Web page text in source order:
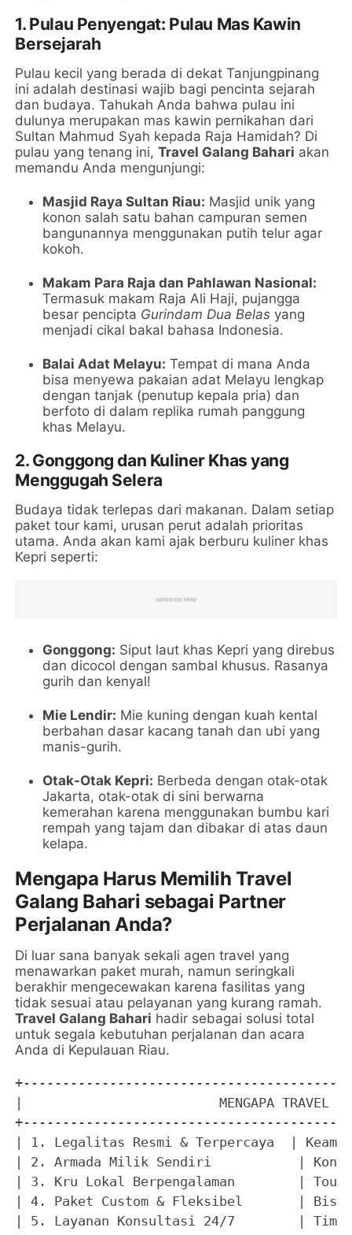
1. Pulau Penyengat: Pulau Mas Kawin
Bersejarah
Pulau kecil yang berada di dekat Tanjungpinang
ini adalah destinasi wajib bagi pencinta sejarah
dan budaya. Tahukah Anda bahwa pulau ini
dulunya merupakan mas kawin pernikahan dari
Sultan Mahmud Syah kepada Raja Hamidah? Di
pulau yang tenang ini,Travel Galang Bahari akan
memandu Anda mengunjungi:
Masjid Raya Sultan Riau: Masjid unik yang
konon salah satu bahan campuran semen
bangunannya menggunakan putih telur agar
kokoh.
Makam Para Raja dan Pahlawan Nasional:
Termasuk makam Raja Ali Haji, pujangga
besar pencipta Gurindam Dua Belas yang
menjadi cikal bakal bahasa Indonesia.
Balai Adat Melayu: Tempat di mana Anda
bisa menyewa pakaian adat Melayu lengkap
dengan tanjak (penutup kepala pria) dan
berfoto di dalam replika rumah panggung
khas Melayu.
2. Gonggong dan Kuliner Khas yang
Menggugah Selera
Budaya tidak terlepas dari makanan. Dalam setiap
paket tour kami, urusan perut adalah prioritas
utama. Anda akan kami ajak berburu kuliner khas
Kepri seperti:
Gonggong: Siput laut khas Kepri yang direbus
dan dicocol dengan sambal khusus. Rasanya
gurih dan kenyal!
Mie Lendir: Mie kuning dengan kuah kental
berbahan dasar kacang tanah dan ubi yang
manis-gurih.
Otak-Otak Kepri: Berbeda dengan otak-otak
Jakarta, otak-otak di sini berwarna
kemerahan karena menggunakan bumbu kari
rempah yang tajam dan dibakar di atas daun
kelapa.
Mengapa Harus Memilih Travel
Galang Bahari sebagai Partner
Perjalanan Anda?
Di luar sana banyak sekali agen travel yang
menawarkan paket murah, namun seringkali
berakhir mengecewakan karena fasilitas yang
tidak sesuai atau pelayanan yang kurang ramah.
Travel Galang Bahari hadir sebagai solusi total
untuk segala kebutuhan perjalanan dan acara
Anda di Kepulauan Riau.
|                         MENGAPA TRAVEL
| 1. Legalitas Resmi & Terpercaya  |
| 2. Armada Milik Sendiri           |
| 3. Kru Lokal Berpengalaman        |
| 4. Paket Custom & Fleksibel       | Bisa
| 5. Layanan Konsultasi 24/7        | Tim